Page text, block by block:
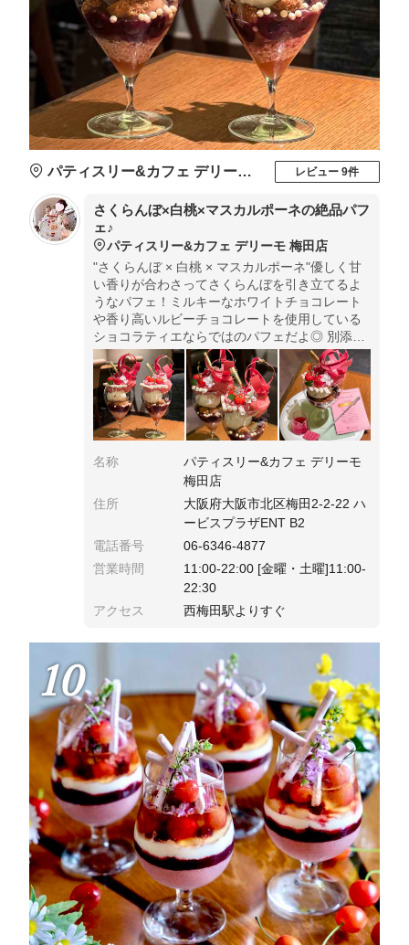
パティスリー&カフェ デリーモ 梅田店 レビュー 9件
さくらんぼ×白桃×マスカルポーネの絶品パフ
ェ♪
パティスリー&カフェ デリーモ 梅田店
"さくらんぼ × 白桃 × マスカルポーネ"優しく甘
い香りが合わさってさくらんぼを引き立てるよ
うなパフェ！ミルキーなホワイトチョコレート
や香り高いルビーチョコレートを使用している
ショコラティエならではのパフェだよ◎ 別添え
のさくらんぼソースも美味しいよ！アイスにた
っぷりかけるのがオススメ。
名称
パティスリー&カフェ デリーモ
梅田店
住所
大阪府大阪市北区梅田2-2-22 ハ
ービスプラザENT B2
電話番号
06-6346-4877
営業時間
11:00-22:00 [金曜・土曜]11:00-
22:30
アクセス
西梅田駅よりすぐ
10